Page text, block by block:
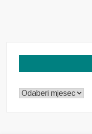
ARHIVA